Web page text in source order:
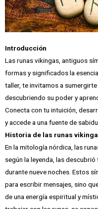
Introducción
Las runas vikingas, antiguos
formas y significados la
taller, te invitamos a
descubriendo su poder y
Conecta con tu intuición,
y accede a una fuente de
Historia de las runas
En la mitología nórdica, las
según la leyenda, las
durante nueve noches. Estos
para escribir mensajes, sino
de una energía espiritual y